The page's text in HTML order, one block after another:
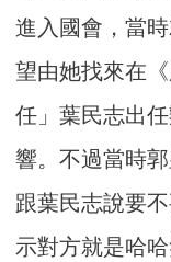
進入國會，當
望由她找來在
任」葉民志出
響。不過當時
跟葉民志說要
示對方就是哈